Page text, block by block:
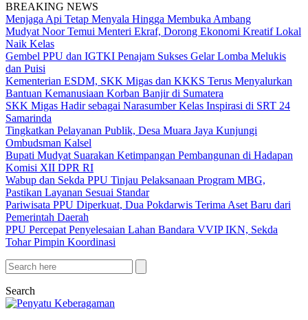
BREAKING NEWS
Menjaga Api Tetap Menyala Hingga Membuka Ambang
Mudyat Noor Temui Menteri Ekraf, Dorong Ekonomi Kreatif Lokal
Naik Kelas
Gembel PPU dan IGTKI Penajam Sukses Gelar Lomba Melukis
dan Puisi
Kementerian ESDM, SKK Migas dan KKKS Terus Menyalurkan
Bantuan Kemanusiaan Korban Banjir di Sumatera
SKK Migas Hadir sebagai Narasumber Kelas Inspirasi di SRT 24
Samarinda
Tingkatkan Pelayanan Publik, Desa Muara Jaya Kunjungi
Ombudsman Kalsel
Bupati Mudyat Suarakan Ketimpangan Pembangunan di Hadapan
Komisi XII DPR RI
Wabup dan Sekda PPU Tinjau Pelaksanaan Program MBG,
Pastikan Layanan Sesuai Standar
Pariwisata PPU Diperkuat, Dua Pokdarwis Terima Aset Baru dari
Pemerintah Daerah
PPU Percepat Penyelesaian Lahan Bandara VVIP IKN, Sekda
Tohar Pimpin Koordinasi
Search